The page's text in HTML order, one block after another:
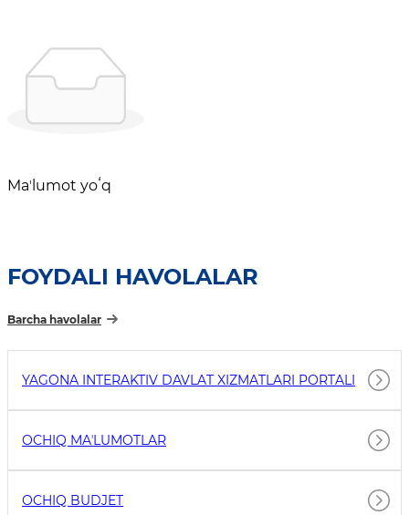
Maʼlumot yoʻq
FOYDALI HAVOLALAR
Barcha havolalar
YAGONA INTERAKTIV DAVLAT XIZMATLARI PORTALI
OCHIQ MAʼLUMOTLAR
OCHIQ BUDJET